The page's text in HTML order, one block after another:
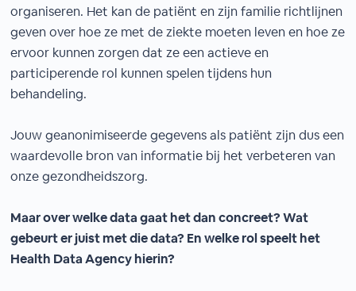
organiseren. Het kan de patiënt en zijn familie richtlijnen
geven over hoe ze met de ziekte moeten leven en hoe ze
ervoor kunnen zorgen dat ze een actieve en
participerende rol kunnen spelen tijdens hun
behandeling.
Jouw geanonimiseerde gegevens als patiënt zijn dus een
waardevolle bron van informatie bij het verbeteren van
onze gezondheidszorg.
Maar over welke data gaat het dan concreet? Wat
gebeurt er juist met die data? En welke rol speelt het
Health Data Agency hierin?